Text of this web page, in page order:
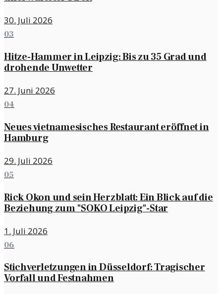
30. Juli 2026
03
Hitze-Hammer in Leipzig: Bis zu 35 Grad und
drohende Unwetter
27. Juni 2026
04
Neues vietnamesisches Restaurant eröffnet in
Hamburg
29. Juli 2026
05
Rick Okon und sein Herzblatt: Ein Blick auf die
Beziehung zum "SOKO Leipzig"-Star
1. Juli 2026
06
Stichverletzungen in Düsseldorf: Tragischer
Vorfall und Festnahmen